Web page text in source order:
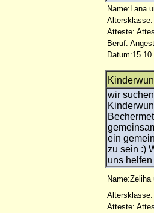
Name:Lana
Altersklasse:
Atteste:
Beruf:
wir
ein
zu sein :)
uns
Altersklasse:
Atteste: